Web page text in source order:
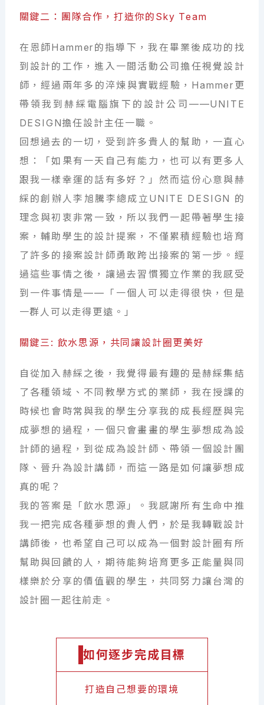
關鍵二：團隊合作，打造你的Sky Team
在恩師Hammer的指導下，我在畢業後成功的找
到設計的工作，進入一間活動公司擔任視覺設計
師，經過兩年多的淬煉與實戰經驗，Hammer更
帶領我到赫綵電腦旗下的設計公司——UNITE
DESIGN擔任設計主任一職。
回想過去的一切，受到許多貴人的幫助，一直心
想：「如果有一天自己有能力，也可以有更多人
跟我一樣幸運的話有多好？」然而這份心意與赫
綵的創辦人李旭騰李總成立UNITE DESIGN 的
理念與初衷非常一致，所以我們一起帶著學生接
案，輔助學生的設計提案，不僅累積經驗也培育
了許多的接案設計師勇敢跨出接案的第一步。經
過這些事情之後，讓過去習慣獨立作業的我感受
到一件事情是——「一個人可以走得很快，但是
一群人可以走得更遠。」
關鍵三: 飲水思源，共同讓設計圈更美好
自從加入赫綵之後，我覺得最有趣的是赫綵集結
了各種領域、不同教學方式的業師，我在授課的
時候也會時常與我的學生分享我的成長經歷與完
成夢想的過程，一個只會畫畫的學生夢想成為設
計師的過程，到從成為設計師、帶領一個設計團
隊、晉升為設計講師，而這一路是如何讓夢想成
真的呢？
我的答案是「飲水思源」。我感謝所有生命中推
我一把完成各種夢想的貴人們，於是我轉戰設計
講師後，也希望自己可以成為一個對設計圈有所
幫助與回饋的人，期待能夠培育更多正能量與同
樣樂於分享的價值觀的學生，共同努力讓台灣的
設計圈一起往前走。
如何逐步完成目標
打造自己想要的環境